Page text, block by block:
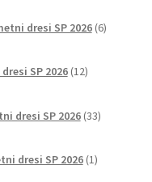
dresi SP 2026 6izdelkov
SP 2026 12izdelkov
dresi SP 2026 33izdelkov
dresi SP 2026 1izdelek